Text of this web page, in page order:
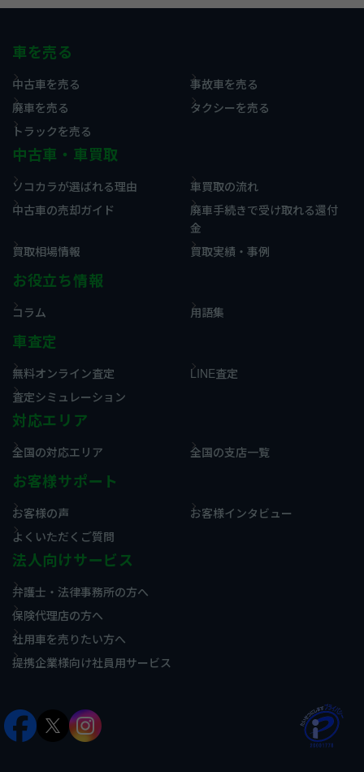
車を売る
中古車を売る
事故車を売る
廃車を売る
タクシーを売る
トラックを売る
中古車・車買取
ソコカラが選ばれる理由
車買取の流れ
中古車の売却ガイド
廃車手続きで受け取れる還付
金
買取相場情報
買取実績・事例
お役立ち情報
コラム 用語集
車査定
無料オンライン査定
LINE査定
査定シミュレーション
対応エリア
全国の対応エリア 全国の支店一覧
お客様サポート
お客様の声
お客様インタビュー
よくいただくご質問
法人向けサービス
弁護士・法律事務所の方へ
保険代理店の方へ
社用車を売りたい方へ
提携企業様向け社員用サービス